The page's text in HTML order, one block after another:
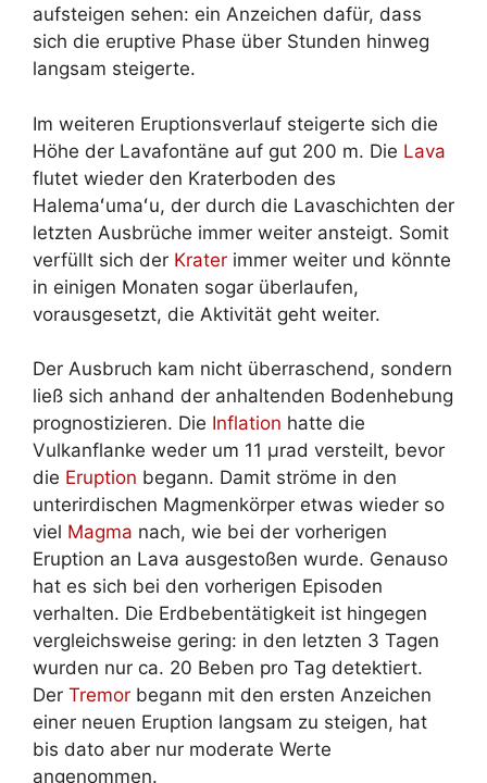
aufsteigen sehen: ein Anzeichen dafür, dass
sich die eruptive Phase über Stunden hinweg
langsam steigerte.
Im weiteren Eruptionsverlauf steigerte sich die
Höhe der Lavafontäne auf gut 200 m. Die Lava
flutet wieder den Kraterboden des
Halemaʻumaʻu, der durch die Lavaschichten der
letzten Ausbrüche immer weiter ansteigt. Somit
verfüllt sich der Krater immer weiter und könnte
in einigen Monaten sogar überlaufen,
vorausgesetzt, die Aktivität geht weiter.
Der Ausbruch kam nicht überraschend, sondern
ließ sich anhand der anhaltenden Bodenhebung
prognostizieren. Die Inflation hatte die
Vulkanflanke weder um 11 µrad versteilt, bevor
die Eruption begann. Damit ströme in den
unterirdischen Magmenkörper etwas wieder so
viel Magma nach, wie bei der vorherigen
Eruption an Lava ausgestoßen wurde. Genauso
hat es sich bei den vorherigen Episoden
verhalten. Die Erdbebentätigkeit ist hingegen
vergleichsweise gering: in den letzten 3 Tagen
wurden nur ca. 20 Beben pro Tag detektiert.
Der Tremor begann mit den ersten Anzeichen
einer neuen Eruption langsam zu steigen, hat
bis dato aber nur moderate Werte
angenommen.